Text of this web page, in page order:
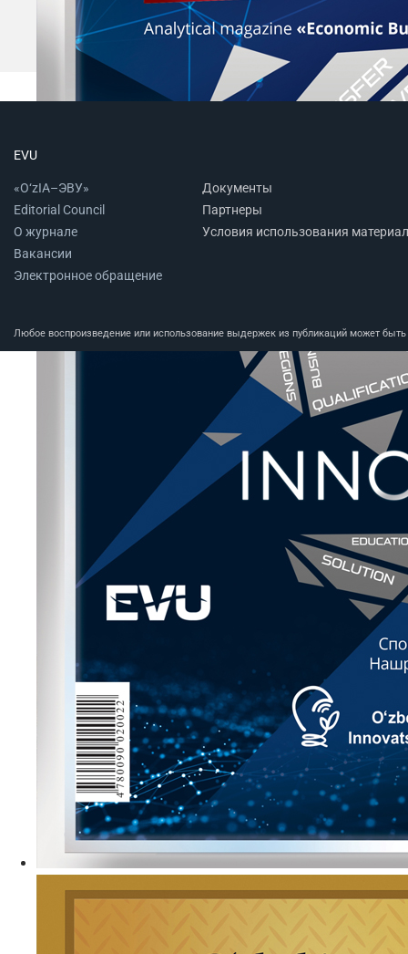
EVU
«O‘zIA–ЭВУ»
Editorial Council
О журнале
Вакансии
Электронное обращение
Документы
Партнеры
Условия использования
Любое воспроизведение или использование выдержек из публикаций может